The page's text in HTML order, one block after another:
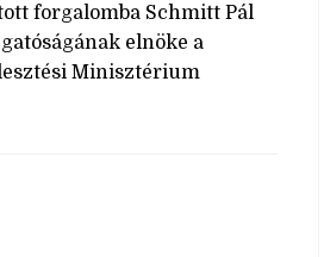
forgalomba Schmitt Pál
elnöke a
Minisztérium